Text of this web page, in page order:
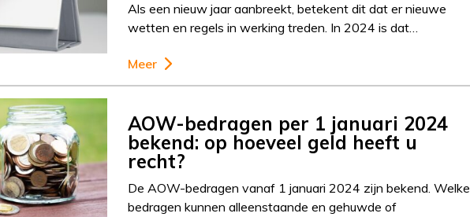
Als een nieuw jaar aanbreekt, betekent dit dat er nieuwe
wetten en regels in werking treden. In 2024 is dat…
Meer
AOW-bedragen per 1 januari 2024
bekend: op hoeveel geld heeft u
recht?
De AOW-bedragen vanaf 1 januari 2024 zijn bekend. Welke
bedragen kunnen alleenstaande en gehuwde of